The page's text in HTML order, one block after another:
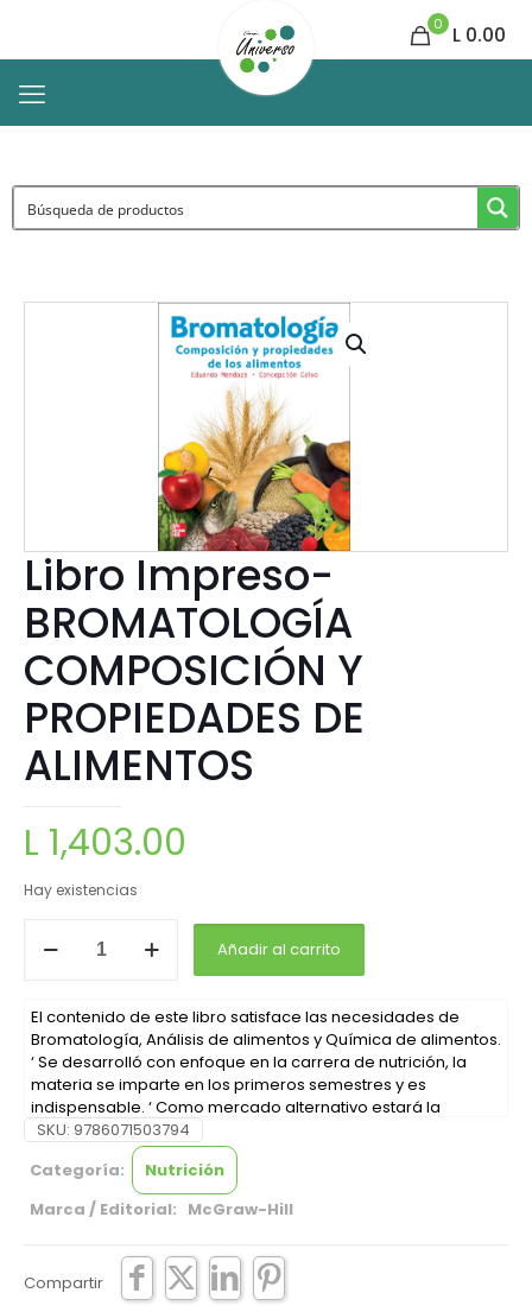
0 L 0.00
Libro Impreso-
BROMATOLOGÍA
COMPOSICIÓN Y
PROPIEDADES DE
ALIMENTOS
L 1,403.00
Hay existencias
Añadir al carrito
El contenido de este libro satisface las necesidades de
Bromatología, Análisis de alimentos y Química de alimentos.
‘ Se desarrolló con enfoque en la carrera de nutrición, la
materia se imparte en los primeros semestres y es
indispensable. ‘ Como mercado alternativo estará la
licenciatura en Gastronomía. Los autores son del Instituto
Nacional de Nutrición y del Claustro de Sor Juana.
SKU: 9786071503794
Categoría:
Nutrición
Marca / Editorial: McGraw-Hill
Compartir